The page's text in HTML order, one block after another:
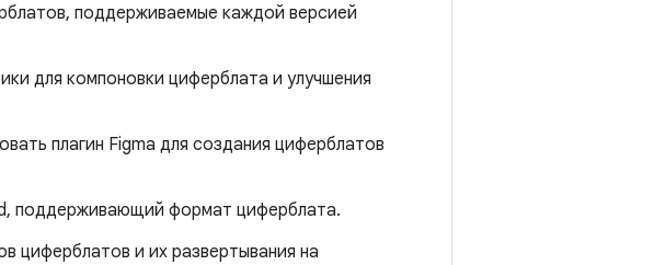
поддерживаемые каждой версией
для компоновки циферблата и улучшения
плагин Figma для создания циферблатов
поддерживающий формат циферблата.
циферблатов и их развертывания на